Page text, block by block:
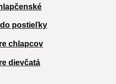
postieľky
chlapcov
dievčatá